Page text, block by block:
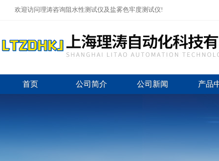
欢迎访问理涛咨询阻水性测试仪及盐雾色牢度测试仪!
首页 公司简介 公司新闻 产品